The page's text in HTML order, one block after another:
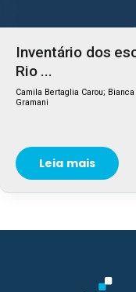
Inventário dos
Rio ...
Camila Bertaglia Carou;
Gramani
Leia mais